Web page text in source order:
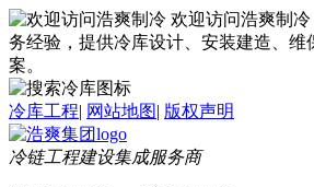
欢迎访问浩爽制冷
务经验，提供冷库设计、安装建造、维
案。
冷库工程| 网站地图| 版权声明
冷链工程建设集成服务商